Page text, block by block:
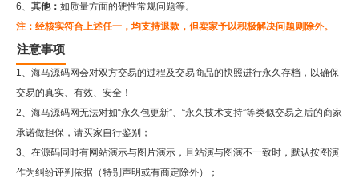
6、 其他： 如质量方面的硬性常规问题等。
注：经核实符合上述任一，均支持退款，但卖家予以积极解决问题则除外。
注意事项
1、海马源码网会对双方交易的过程及交易商品的快照进行永久存档，以确保
交易的真实、有效、安全！
2、 海马源码网无法对如“永久包更新”、“永久技术支持”等类似交易之后的商家
承诺做担保，请买家自行鉴别；
3、在源码同时有网站演示与图片演示，且站演与图演不一致时，默认按图演
作为纠纷评判依据（特别声明或有商定除外）；